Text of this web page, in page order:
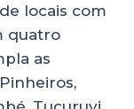
locais com
quatro
as